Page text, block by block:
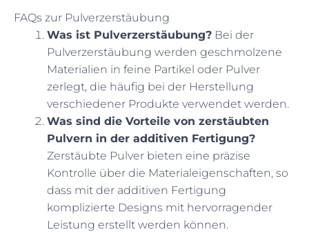
FAQs zur Pulverzerstäubung
Was ist Pulverzerstäubung? Bei der
Pulverzerstäubung werden geschmolzene
Materialien in feine Partikel oder Pulver
zerlegt, die häufig bei der Herstellung
verschiedener Produkte verwendet werden.
Was sind die Vorteile von zerstäubten
Pulvern in der additiven Fertigung?
Zerstäubte Pulver bieten eine präzise
Kontrolle über die Materialeigenschaften, so
dass mit der additiven Fertigung
komplizierte Designs mit hervorragender
Leistung erstellt werden können.